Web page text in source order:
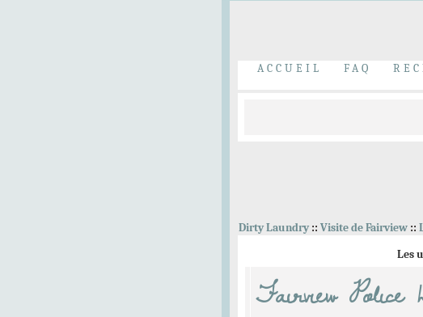
ACCUEIL FAQ
Dirty Laundry:: Visite de Fairview ::
Les
Fairview Police